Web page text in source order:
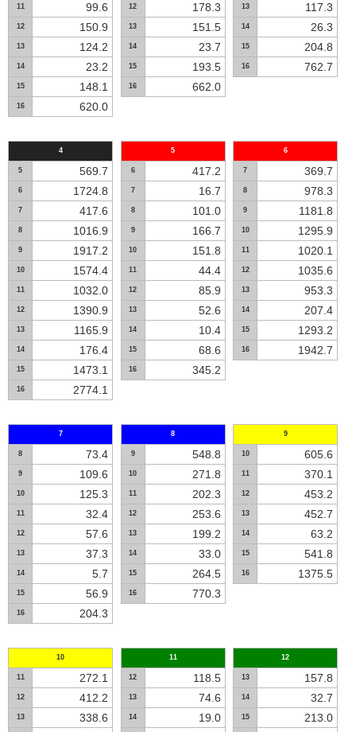
11 99.6
12 150.9
13 124.2
14 23.2
15 148.1
16 620.0
12 178.3
13 151.5
14 23.7
15 193.5
16 662.0
13 117.3
14 26.3
15 204.8
16 762.7
4
5 569.7
6 1724.8
7 417.6
8 1016.9
9 1917.2
10 1574.4
11 1032.0
12 1390.9
13 1165.9
14 176.4
15 1473.1
16 2774.1
5
6 417.2
7 16.7
8 101.0
9 166.7
10 151.8
11 44.4
12 85.9
13 52.6
14 10.4
15 68.6
16 345.2
6
7 369.7
8 978.3
9 1181.8
10 1295.9
11 1020.1
12 1035.6
13 953.3
14 207.4
15 1293.2
16 1942.7
7
8 73.4
9 109.6
10 125.3
11 32.4
12 57.6
13 37.3
14 5.7
15 56.9
16 204.3
8
9 548.8
10 271.8
11 202.3
12 253.6
13 199.2
14 33.0
15 264.5
16 770.3
9
10 605.6
11 370.1
12 453.2
13 452.7
14 63.2
15 541.8
16 1375.5
10
11 272.1
12 412.2
13 338.6
11
12 118.5
13 74.6
14 19.0
12
13 157.8
14 32.7
15 213.0